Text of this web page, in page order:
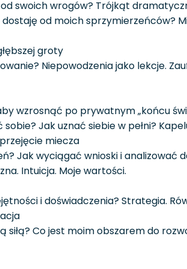
od swoich wrogów? Trójkąt
dostaję od moich sprzymierzeńców?
groty
Niepowodzenia jako lekcje.
wzrosnąć po prywatnym „końcu
Jak uznać siebie w pełni?
miecza
Jak wyciągać wnioski i analizować
Intuicja. Moje wartości.
i doświadczenia? Strategia.
Co jest moim obszarem do